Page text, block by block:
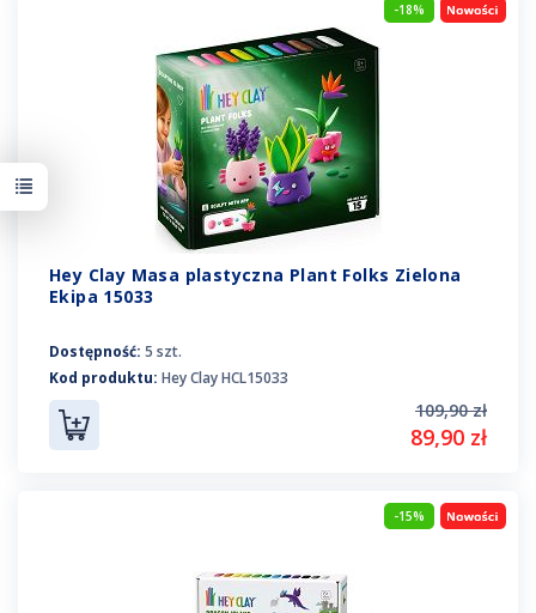
-18%
Hey Clay Masa plastyczna Plant Folks Zielona
Ekipa 15033
Dostępność: 5 szt.
Kod produktu: Hey Clay HCL15033
109,90 zł
89,90 zł
-15%